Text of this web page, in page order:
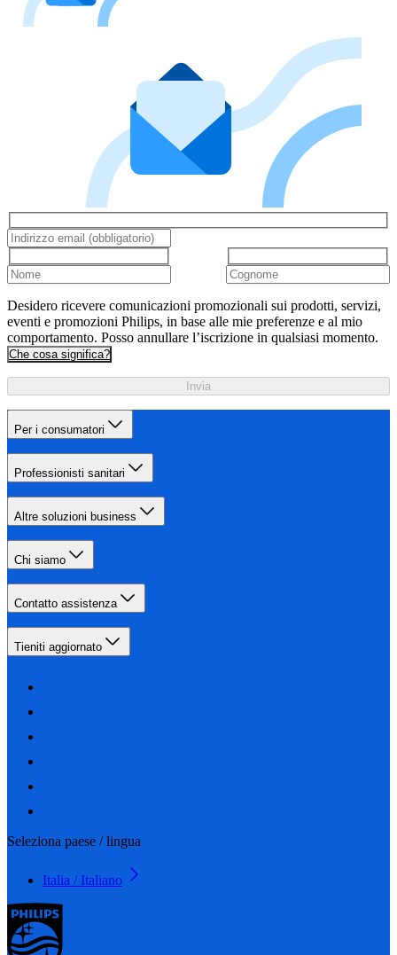
Desidero ricevere comunicazioni promozionali sui prodotti, servizi,
eventi e promozioni Philips, in base alle mie preferenze e al mio
comportamento. Posso annullare l’iscrizione in qualsiasi momento.
Che cosa significa?
Invia
Per i consumatori
Professionisti sanitari
Altre soluzioni business
Chi siamo
Contatto assistenza
Tieniti aggiornato
Seleziona paese / lingua
Italia / Italiano